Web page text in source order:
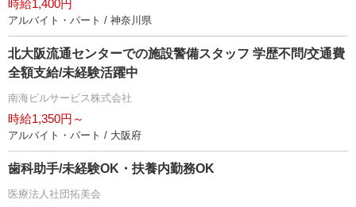
時給1,400円
アルバイト・パート / 神奈川県
北大阪流通センターでの施設警備スタッフ 学歴不問/交通費
全額支給/未経験活躍中
南海ビルサービス株式会社
時給1,350円～
アルバイト・パート / 大阪府
歯科助手/未経験OK・扶養内勤務OK
医療法人社団拓美会